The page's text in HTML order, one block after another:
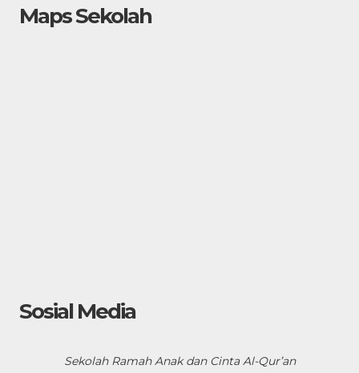
Maps Sekolah
Sosial Media
Sekolah Ramah Anak dan Cinta Al-Qur’an